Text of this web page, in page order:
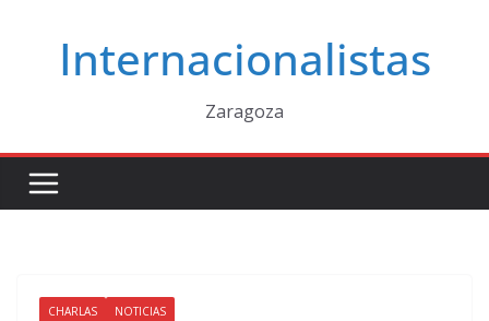
contenidoInternacionalistas
Zaragoza
CHARLAS NOTICIAS